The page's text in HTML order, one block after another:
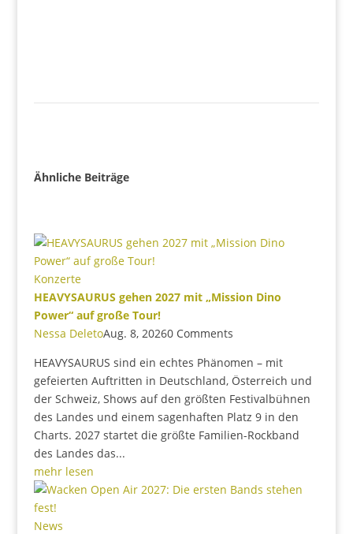
Ähnliche Beiträge
Konzerte
HEAVYSAURUS gehen 2027 mit „Mission Dino
Power“ auf große Tour!
Nessa DeletoAug. 8, 20260 Comments
HEAVYSAURUS sind ein echtes Phänomen – mit
gefeierten Auftritten in Deutschland, Österreich und
der Schweiz, Shows auf den größten Festivalbühnen
des Landes und einem sagenhaften Platz 9 in den
Charts. 2027 startet die größte Familien-Rockband
des Landes das...
mehr lesen
News